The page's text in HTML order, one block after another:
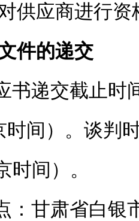
供应商进行资
件的递交
书递交截止时
间）。 谈判
时间）。
：甘肃省白银